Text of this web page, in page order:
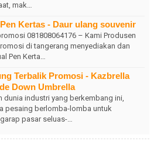
mak…
Kertas - Daur ulang souvenir
081808064176 – Kami Produsen
di tangerang menyediakan dan
Pen Kerta…
Terbalik Promosi - Kazbrella
Down Umbrella
dunia industri yang berkembang ini,
pesaing berlomba-lomba untuk
pasar seluas-…